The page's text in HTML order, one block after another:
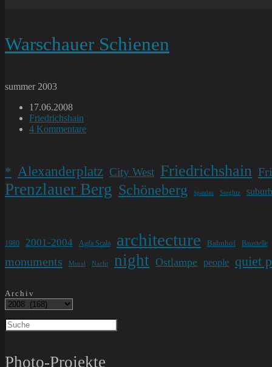
Warschauer Schienen
summer 2003
Beitrag
veröffentlicht:
17.06.2008
Beitrags-
Kategorie:
Friedrichshain
Beitrags-
4 Kommentare
* Alexanderplatz City West Friedrichshain
Prenzlauer Berg Schöneberg Spandau Steglitz suburb
1980 2001-2004 Agfa Scala architecture Bahnhof Baustelle
monuments Mural Nacht night Ostlampe people quiet
Archiv
Photo-Projekte